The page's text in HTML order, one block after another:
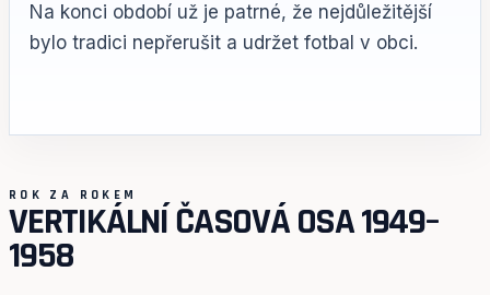
Na konci období už je patrné, že nejdůležitější
bylo tradici nepřerušit a udržet fotbal v obci.
ROK ZA ROKEM
VERTIKÁLNÍ ČASOVÁ OSA 1949–
1958